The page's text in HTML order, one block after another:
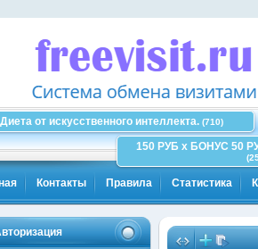
Диета от искусственного интеллекта.(710)
150 РУБ x БОНУС 50
Контакты Правила Статистика